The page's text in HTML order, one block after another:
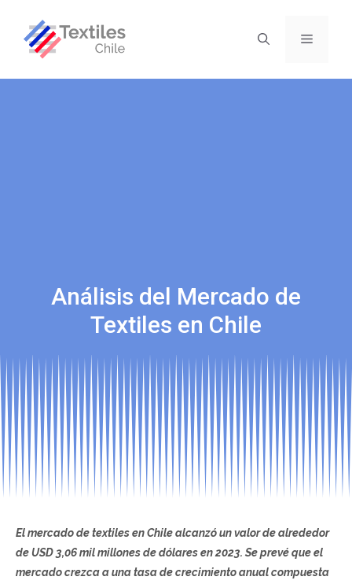
Análisis del Mercado de
Textiles en Chile
El mercado de textiles en Chile alcanzó un valor de alrededor
de USD 3,06 mil millones de dólares en 2023. Se prevé que el
mercado crezca a una tasa de crecimiento anual compuesta